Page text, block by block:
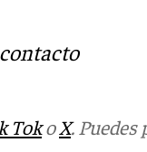
TokoX.